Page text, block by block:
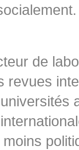
de
revues